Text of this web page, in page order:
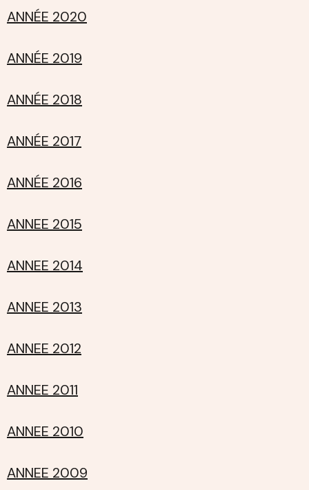
ANNÉE 2020
ANNÉE 2019
ANNÉE 2018
ANNÉE 2017
ANNÉE 2016
ANNEE 2015
ANNEE 2014
ANNEE 2013
ANNEE 2012
ANNEE 2011
ANNEE 2010
ANNEE 2009